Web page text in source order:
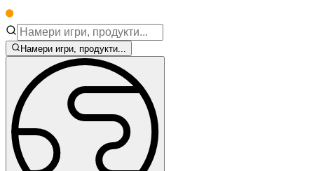
Намери игри, продукти...